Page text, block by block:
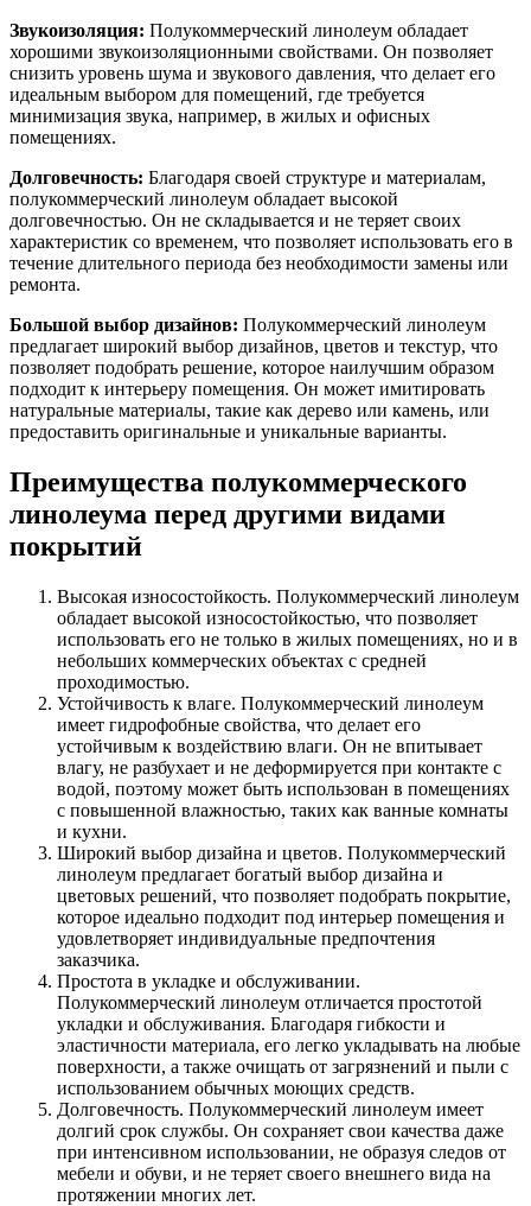
Звукоизоляция: Полукоммерческий линолеум обладает
хорошими звукоизоляционными свойствами. Он позволяет
снизить уровень шума и звукового давления, что делает его
идеальным выбором для помещений, где требуется
минимизация звука, например, в жилых и офисных
помещениях.
Долговечность: Благодаря своей структуре и материалам,
полукоммерческий линолеум обладает высокой
долговечностью. Он не складывается и не теряет своих
характеристик со временем, что позволяет использовать его в
течение длительного периода без необходимости замены или
ремонта.
Большой выбор дизайнов: Полукоммерческий линолеум
предлагает широкий выбор дизайнов, цветов и текстур, что
позволяет подобрать решение, которое наилучшим образом
подходит к интерьеру помещения. Он может имитировать
натуральные материалы, такие как дерево или камень, или
предоставить оригинальные и уникальные варианты.
Преимущества полукоммерческого
линолеума перед другими видами
покрытий
Высокая износостойкость. Полукоммерческий линолеум
обладает высокой износостойкостью, что позволяет
использовать его не только в жилых помещениях, но и в
небольших коммерческих объектах с средней
проходимостью.
Устойчивость к влаге. Полукоммерческий линолеум
имеет гидрофобные свойства, что делает его
устойчивым к воздействию влаги. Он не впитывает
влагу, не разбухает и не деформируется при контакте с
водой, поэтому может быть использован в помещениях
с повышенной влажностью, таких как ванные комнаты
и кухни.
Широкий выбор дизайна и цветов. Полукоммерческий
линолеум предлагает богатый выбор дизайна и
цветовых решений, что позволяет подобрать покрытие,
которое идеально подходит под интерьер помещения и
удовлетворяет индивидуальные предпочтения
заказчика.
Простота в укладке и обслуживании.
Полукоммерческий линолеум отличается простотой
укладки и обслуживания. Благодаря гибкости и
эластичности материала, его легко укладывать на любые
поверхности, а также очищать от загрязнений и пыли с
использованием обычных моющих средств.
Долговечность. Полукоммерческий линолеум имеет
долгий срок службы. Он сохраняет свои качества даже
при интенсивном использовании, не образуя следов от
мебели и обуви, и не теряет своего внешнего вида на
протяжении многих лет.